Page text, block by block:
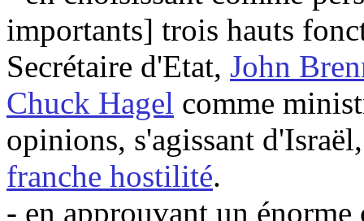
importants] trois hauts
Secrétaire d'Etat, John
Chuck Hagel comme
opinions, s'agissant
franche hostilité.
- en approuvant un énorme